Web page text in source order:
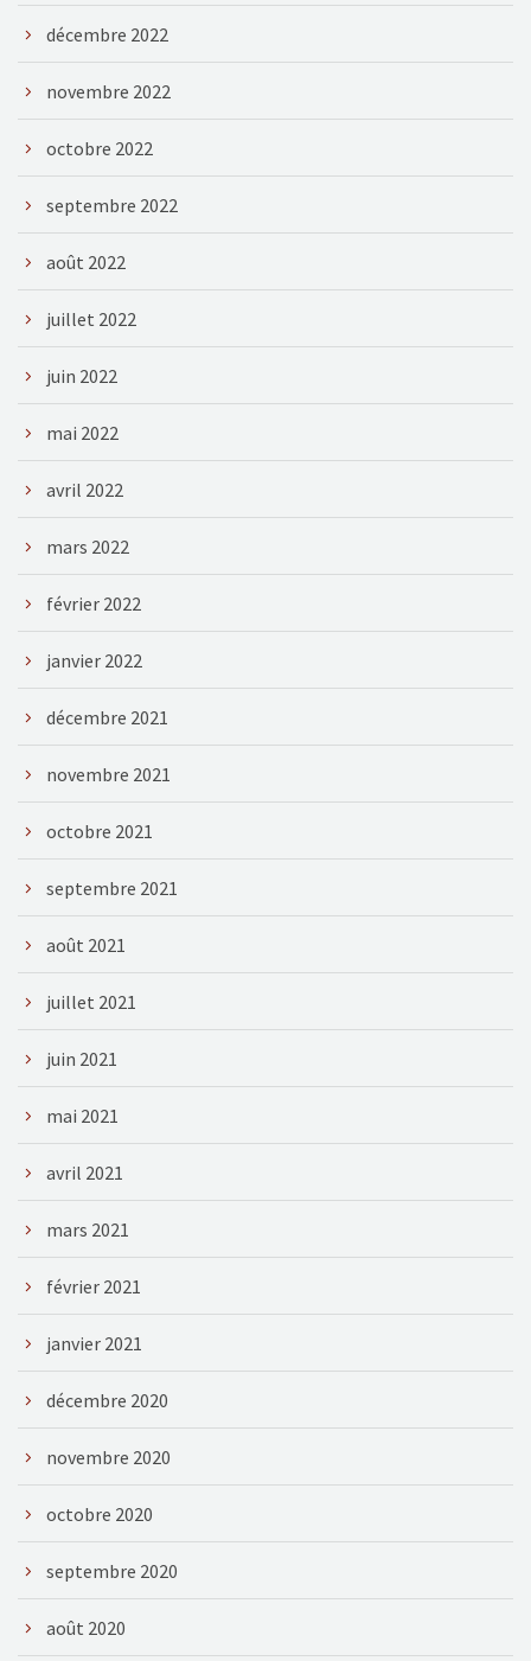
décembre 2022
novembre 2022
octobre 2022
septembre 2022
août 2022
juillet 2022
juin 2022
mai 2022
avril 2022
mars 2022
février 2022
janvier 2022
décembre 2021
novembre 2021
octobre 2021
septembre 2021
août 2021
juillet 2021
juin 2021
mai 2021
avril 2021
mars 2021
février 2021
janvier 2021
décembre 2020
novembre 2020
octobre 2020
septembre 2020
août 2020